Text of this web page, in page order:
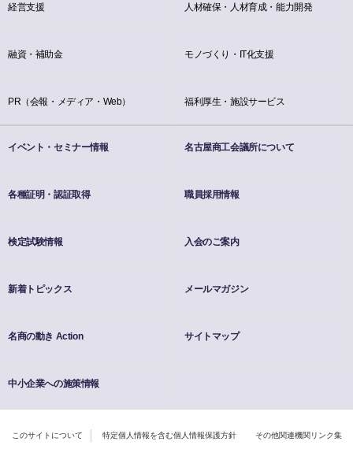
経営支援
融資・補助金
PR（会報・メディア・Web）
人材確保・人材育成・能力開発
モノづくり・IT化支援
福利厚生・施設サービス
イベント・セミナー情報
各種証明・認証取得
検定試験情報
新着トピックス
名商の動き Action
中小企業への施策情報
名古屋商工会議所について
職員採用情報
入会のご案内
メールマガジン
サイトマップ
このサイトについて 特定個人情報を含む個人情報保護方針 その他関連機関リンク集